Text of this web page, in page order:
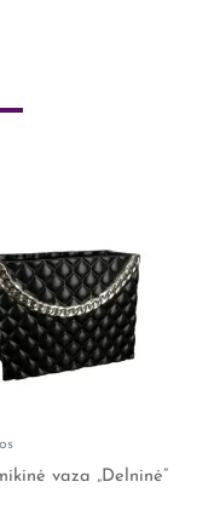
vaza „Delninė”